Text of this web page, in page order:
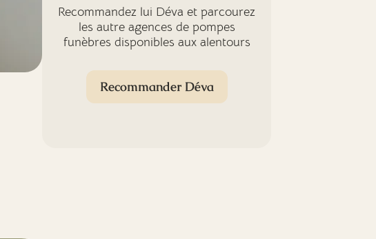
Recommandez lui Déva et parcourez
les autre agences de pompes
funèbres disponibles aux alentours
Recommander Déva